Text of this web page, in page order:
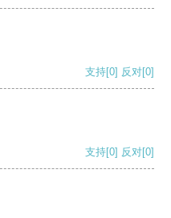
支持[0] 反对[0]
支持[0] 反对[0]